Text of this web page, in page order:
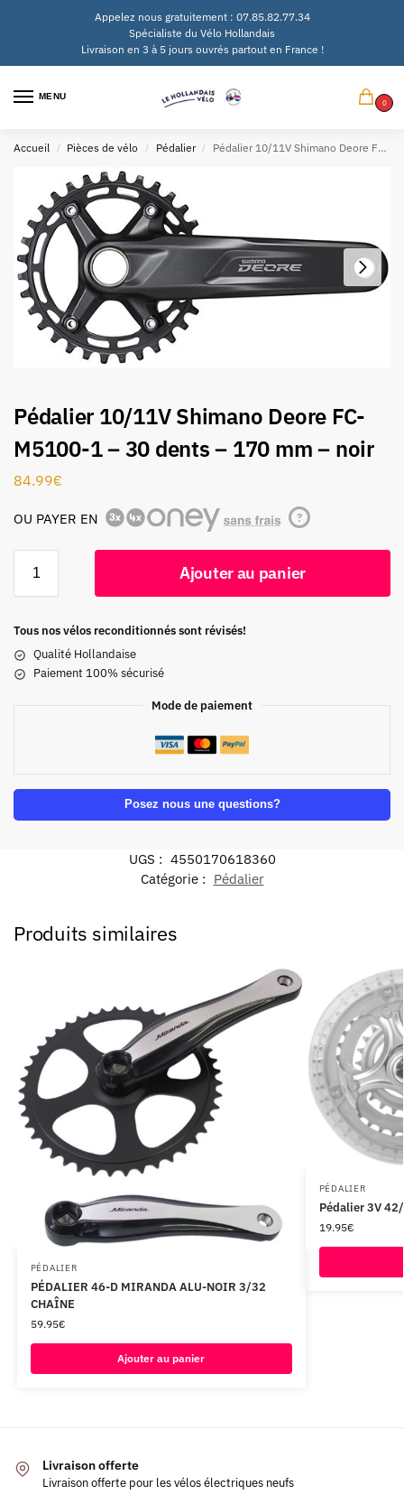
Appelez nous gratuitement : 07.85.82.77.34
Spécialiste du Vélo Hollandais
Livraison en 3 à 5 jours ouvrés partout en France !
MENU
0
Accueil / Pièces de vélo / Pédalier / Pédalier 10/11V Shimano Deore FC-M5100-1 – 30 dents – 170 mm – noir
Pédalier 10/11V Shimano Deore FC-
M5100-1 – 30 dents – 170 mm – noir
84.99€
OU PAYER EN ?
Ajouter au panier
Tous nos vélos reconditionnés sont révisés!
Qualité Hollandaise
Paiement 100% sécurisé
Mode de paiement
Posez nous une questions?
UGS : 4550170618360
Catégorie : Pédalier
Produits similaires
PÉDALIER
PÉDALIER 46-D MIRANDA ALU-NOIR 3/32
CHAÎNE
59.95€
Ajouter au panier
PÉDALIER
Pédalier 3V
19.95€
Livraison offerte
Livraison offerte pour les vélos électriques neufs